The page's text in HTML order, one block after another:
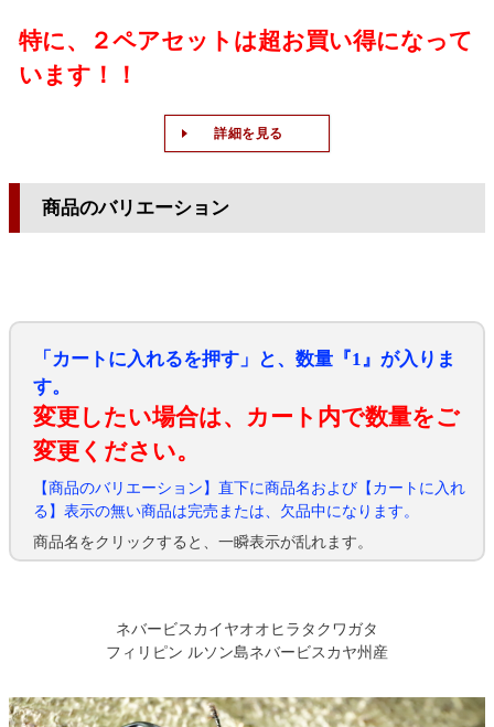
特に、２ペアセットは超お買い得になって
います！！
詳細を見る
商品のバリエーション
「カートに入れるを押す」と、数量『1』が入りま
す。
変更したい場合は、カート内で数量をご
変更ください。
【商品のバリエーション】直下に商品名および【カートに入れ
る】表示の無い商品は完売または、欠品中になります。
商品名をクリックすると、一瞬表示が乱れます。
ネバービスカイヤオオヒラタクワガタ
フィリピン ルソン島ネバービスカヤ州産